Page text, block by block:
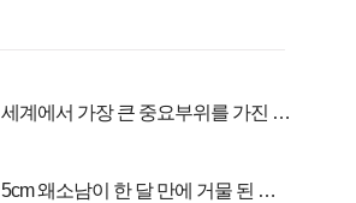
세계에서 가장 큰 중요부위를 가진 남
5cm 왜소남이 한 달 만에 거물 된 사